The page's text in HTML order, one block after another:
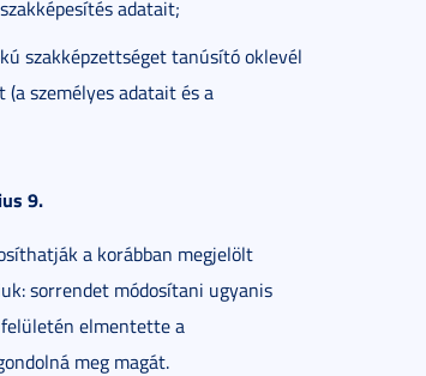
adatait;
szakképzettséget tanúsító oklevél
személyes adatait és a
9.
a korábban megjelölt
sorrendet módosítani ugyanis
felületén elmentette a
meg magát.